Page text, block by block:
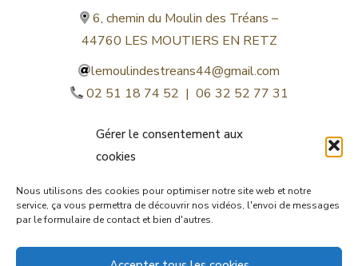
Gérer le consentement aux
cookies
Nous utilisons des cookies pour optimiser notre site web et notre
service, ça vous permettra de découvrir nos vidéos, l'envoi de messages
par le formulaire de contact et bien d'autres.
6, chemin du Moulin des Tréans –
44760 LES MOUTIERS EN RETZ
lemoulindestreans44@gmail.com
02 51 18 74 52 | 06 32 52 77 31